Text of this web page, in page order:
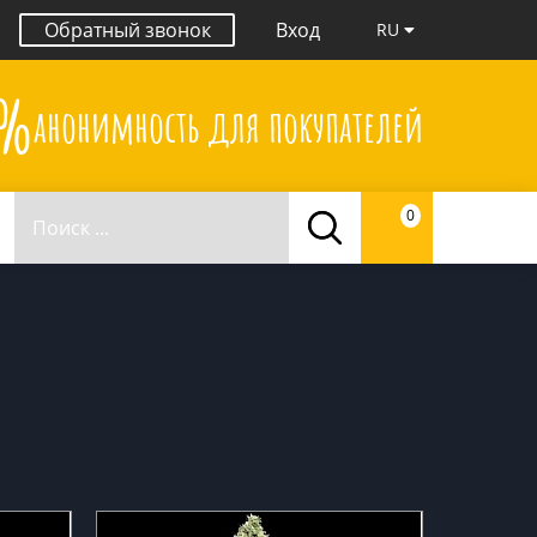
Обратный звонок Вход RU
анонимность для покупателей
0